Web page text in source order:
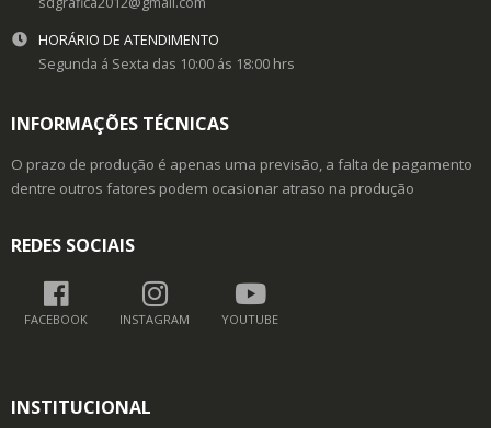
HORÁRIO DE ATENDIMENTO
Segunda á Sexta das 10:00 ás 18:00 hrs
INFORMAÇÕES TÉCNICAS
O prazo de produção é apenas uma previsão, a falta de pagamento
dentre outros fatores podem ocasionar atraso na produção
REDES SOCIAIS
FACEBOOK INSTAGRAM YOUTUBE
INSTITUCIONAL